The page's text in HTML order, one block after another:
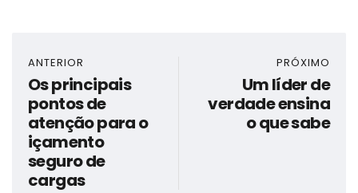
ANTERIOR
Os principais
pontos de
atenção para o
içamento
seguro de
cargas
PRÓXIMO
Um líder de
verdade ensina
o que sabe